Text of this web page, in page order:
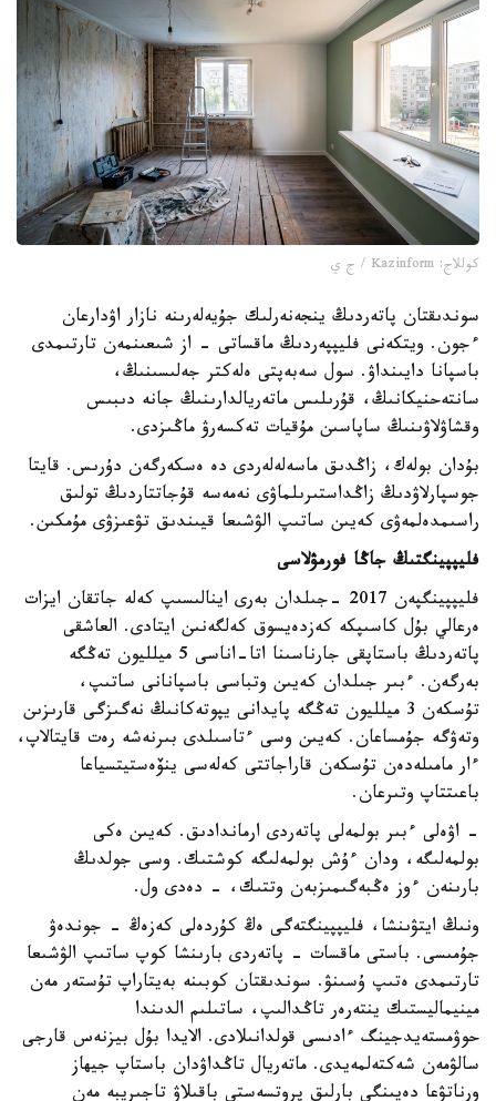
كوللاج: Kazinform / ج ي
سوندىقتان پاتەردىڭ ينجەنەرلىك جۇيەلەرىنە نازار اۋدارعان
ءجون. ويتكەنى فليپپەردىڭ ماقساتى - از شىعىنمەن تارتىمدى
باسپانا دايىنداۋ. سول سەبەپتى ەلەكتر جەلىسىنىڭ،
سانتەحنيكانىڭ، قۇرىلىس ماتەريالدارىنىڭ جانە دىبىس
وقشاۋلاۋىنىڭ ساپاسىن مۇقيات تەكسەرۋ ماڭىزدى.
بۇدان بولەك، زاڭدىق ماسەلەلەردى دە ەسكەرگەن دۇرىس. قايتا
جوسپارلاۋدىڭ زاڭداستىرىلماۋى نەمەسە قۇجاتتاردىڭ تولىق
راسىمدەلمەۋى كەيىن ساتىپ الۋشىعا قيىندىق تۋعىزۋى مۇمكىن.
فليپپينگتىڭ جاڭا فورمۋلاسى
فليپپينگپەن 2017 -جىلدان بەرى اينالىسىپ كەلە جاتقان ايزات
ەرعالي بۇل كاسىپكە كەزدەيسوق كەلگەنىن ايتادى. العاشقى
پاتەردىڭ باستاپقى جارناسىنا اتا-اناسى 5 ميلليون تەڭگە
بەرگەن. ءبىر جىلدان كەيىن وتباسى باسپانانى ساتىپ،
تۇسكەن 3 ميلليون تەڭگە پايدانى يپوتەكانىڭ نەگىزگى قارىزىن
وتەۋگە جۇمساعان. كەيىن وسى ءتاسىلدى بىرنەشە رەت قايتالاپ،
ءار مامىلەدەن تۇسكەن قاراجاتتى كەلەسى ينۆەستيتسياعا
باعىتتاپ وتىرعان.
- اۋەلى ءبىر بولمەلى پاتەردى ارماندادىق. كەيىن ەكى
بولمەلىگە، ودان ءۇش بولمەلىگە كوشتىك. وسى جولدىڭ
بارىنەن ءوز ەڭبەگىمىزبەن وتتىك، - دەدى ول.
ونىڭ ايتۋىنشا، فليپپينگتەگى ەڭ كۇردەلى كەزەڭ - جوندەۋ
جۇمىسى. باستى ماقسات - پاتەردى بارىنشا كوپ ساتىپ الۋشىعا
تارتىمدى ەتىپ ۇسىنۋ. سوندىقتان كوبىنە بەيتاراپ تۇستەر مەن
مينيماليستىك ينتەرەر تاڭدالىپ، ساتىلىم الدىندا
حوۋمستەيدجينگ ءادىسى قولدانىلادى. الايدا بۇل بيزنەس قارجى
سالۋمەن شەكتەلمەيدى. ماتەريال تاڭداۋدان باستاپ جيھاز
ورناتۋعا دەيىنگى بارلىق پروتسەستى باقىلاۋ تاجىريبە مەن